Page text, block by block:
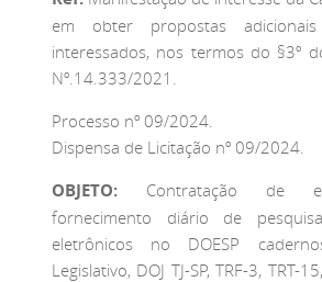
em obter propostas
interessados, nos termos do §3º
Nº.14.333/2021.
Processo nº 09/2024.
Dispensa de Licitação nº 09/2024.
OBJETO:Contratação de
fornecimento diário de
eletrônicos no DOESP
Legislativo, DOJ TJ-SP, TRF-3, TRT-